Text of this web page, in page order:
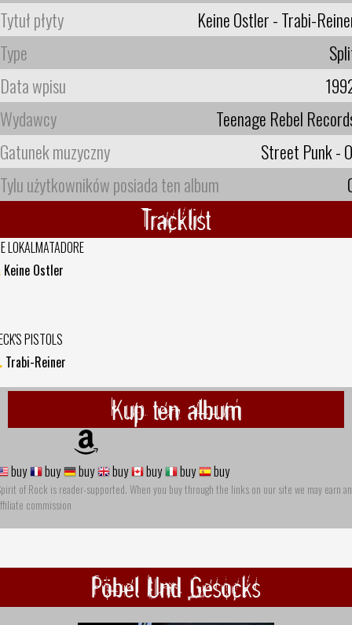
Tytuł płyty
Keine Ostler - Trabi-
Type
Data wpisu
Wydawcy
Teenage Rebel
Gatunek muzyczny
Street Punk -
Tylu użytkowników posiada ten album
Tracklist
LOKALMATADORE
Keine Ostler
PISTOLS
Trabi-Reiner
Kup ten album
buy buy buy buy buy buy buy
of Rock is reader-supported. When you buy through the links on our site we may earn an
commission
Pöbel Und Gesocks